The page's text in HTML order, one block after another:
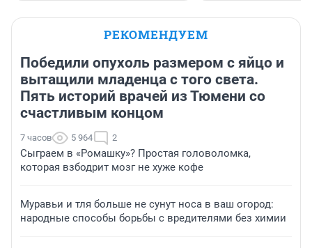
РЕКОМЕНДУЕМ
Победили опухоль размером с яйцо и
вытащили младенца с того света.
Пять историй врачей из Тюмени со
счастливым концом
7 часов 5 964 2
Сыграем в «Ромашку»? Простая головоломка,
которая взбодрит мозг не хуже кофе
Муравьи и тля больше не сунут носа в ваш огород:
народные способы борьбы с вредителями без химии